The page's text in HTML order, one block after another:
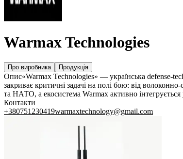
Warmax Technologies
Про виробника Продукція
Опис«Warmax Technologies» — українська defense-
закриває критичні задачі на полі бою: від
та НАТО, а екосистема Warmax активно
Контакти
+380751230419warmaxtechnology@gmail.com